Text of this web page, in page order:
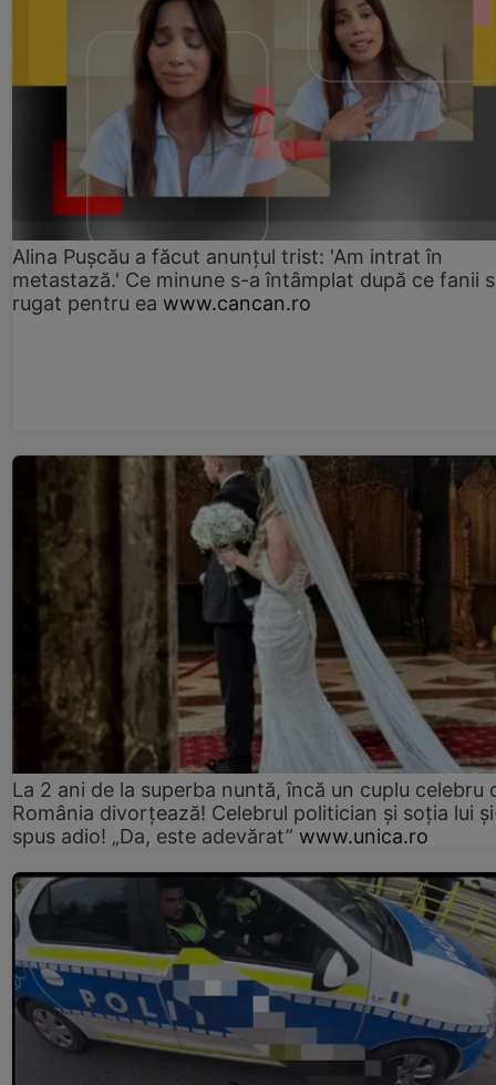
Alina Pușcău a făcut anunțul trist: 'Am intrat în
metastază.' Ce minune s-a întâmplat după ce fanii
rugat pentru ea www.cancan.ro
La 2 ani de la superba nuntă, încă un cuplu celebru
România divorțează! Celebrul politician și soția lui
spus adio! „Da, este adevărat” www.unica.ro